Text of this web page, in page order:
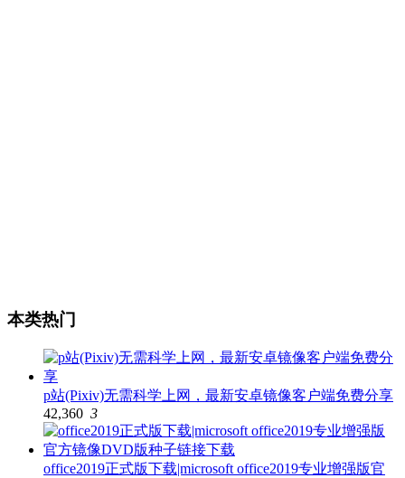
本类热门
p站(Pixiv)无需科学上网，最新安卓镜像客户端免费分享
42,360 3
office2019正式版下载|microsoft office2019专业增强版官